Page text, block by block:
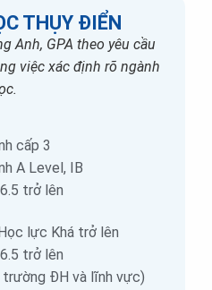
THỤY ĐIỂN
Anh, GPA theo yêu cầu
việc xác định rõ ngành
cấp 3
A Level, IB
trở lên
lực Khá trở lên
trở lên
ĐH và lĩnh vực)